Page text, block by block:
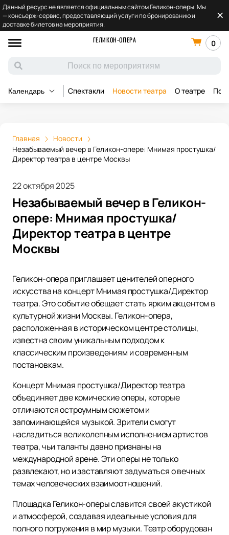
Данный ресурс не является официальным сайтом Геликон-оперы. Мы
— консьерж-сервис, предоставляющий услуги по бронированию и
доставке билетов на мероприятия.
ГЕЛИКОН-ОПЕРА
0
Календарь Спектакли Новости театра О театре
Главная
Новости
Незабываемый вечер в Геликон-опере: Мнимая простушка/
Директор театра в центре Москвы
22 октября 2025
Незабываемый вечер в Геликон-
опере: Мнимая простушка/
Директор театра в центре
Москвы
Геликон-опера приглашает ценителей оперного
искусства на концерт Мнимая простушка/Директор
театра. Это событие обещает стать ярким акцентом в
культурной жизни Москвы. Геликон-опера,
расположенная в историческом центре столицы,
известна своим уникальным подходом к
классическим произведениям и современным
постановкам.
Концерт Мнимая простушка/Директор театра
объединяет две комические оперы, которые
отличаются остроумным сюжетом и
запоминающейся музыкой. Зрители смогут
насладиться великолепным исполнением артистов
театра, чьи таланты давно признаны на
международной арене. Эти оперы не только
развлекают, но и заставляют задуматься о вечных
темах человеческих взаимоотношений.
Площадка Геликон-оперы славится своей акустикой
и атмосферой, создавая идеальные условия для
полного погружения в мир музыки. Театр оборудован